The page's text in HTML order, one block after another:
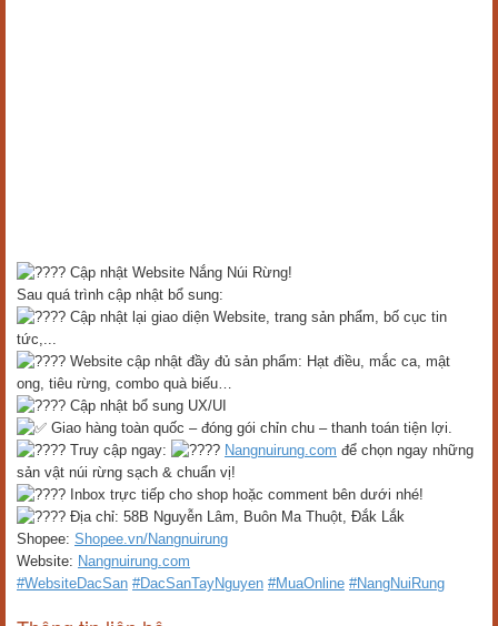
Cập nhật Website Nắng Núi Rừng!
Sau quá trình cập nhật bổ sung:
Cập nhật lại giao diện Website, trang sản phẩm, bố cục tin
tức,...
Website cập nhật đầy đủ sản phẩm: Hạt điều, mắc ca, mật
ong, tiêu rừng, combo quà biếu…
Cập nhật bổ sung UX/UI
Giao hàng toàn quốc – đóng gói chỉn chu – thanh toán tiện lợi.
Truy cập ngay:
Nangnuirung.com để chọn ngay những
sản vật núi rừng sạch & chuẩn vị!
Inbox trực tiếp cho shop hoặc comment bên dưới nhé!
Địa chỉ: 58B Nguyễn Lâm, Buôn Ma Thuột, Đắk Lắk
Shopee: Shopee.vn/Nangnuirung
Website: Nangnuirung.com
#WebsiteDacSan #DacSanTayNguyen #MuaOnline #NangNuiRung